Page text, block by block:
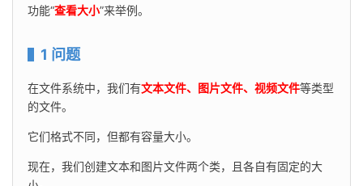
功能“查看大小”来举例。
1 问题
在文件系统中，我们有文本文件、图片文件、视频文件等类型
的文件。
它们格式不同，但都有容量大小。
现在，我们创建文本和图片文件两个类，且各自有固定的大